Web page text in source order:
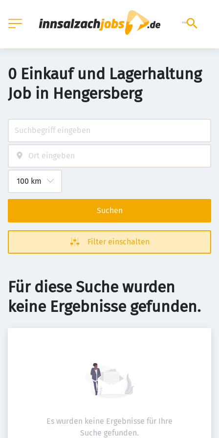
0 Einkauf und Lagerhaltung
Job in Hengersberg
Suchen
Filter einschalten
Für diese Suche wurden
keine Ergebnisse gefunden.
Es wurden keine Ergebnisse für Ihre
Suche gefunden.